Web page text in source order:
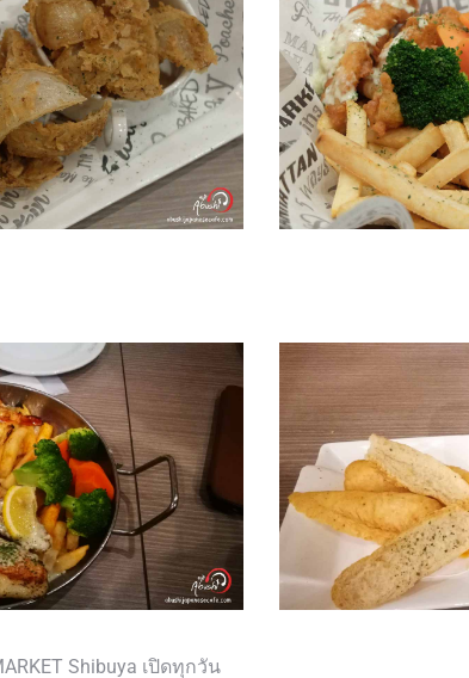
Shibuya เปิดทุกวัน